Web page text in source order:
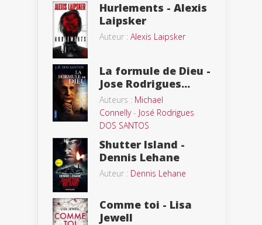
Hurlements - Alexis
Laipsker
Auteur : Alexis Laipsker
La formule de Dieu -
Jose Rodrigues...
Auteurs : Michael
Connelly- José Rodrigues
DOS SANTOS
Shutter Island -
Dennis Lehane
Auteur : Dennis Lehane
Comme toi - Lisa
Jewell